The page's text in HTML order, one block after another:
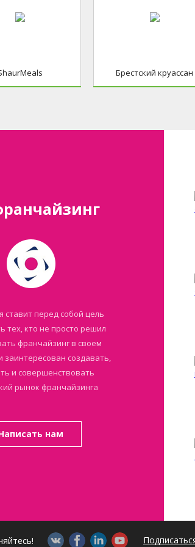
Брестский круассан
ставит перед собой цель
тех, кто не просто решил
франчайзинг в своем
заинтересован создавать,
и совершенствовать
рынок франчайзинга
нам